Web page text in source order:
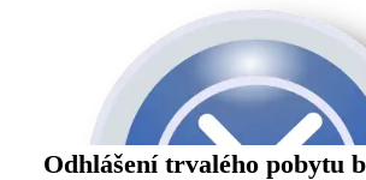
Odhlášení trvalého pobytu